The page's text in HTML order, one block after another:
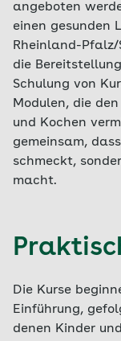
angeboten
einen gesunden
Rheinland-
die
Schulung von
Modulen, die
und Kochen
gemeinsam,
schmeckt,
macht.
Die Kurse
Einführung,
denen Kinder